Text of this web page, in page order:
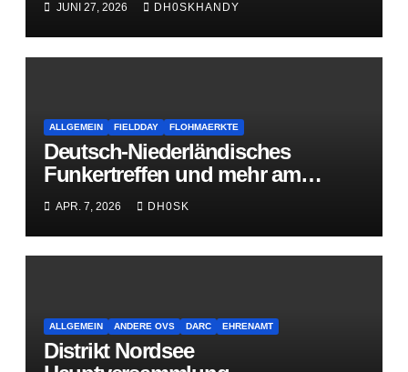
JUNI 27, 2026 DH0SKHANDY
ALLGEMEIN FIELDDAY FLOHMAERKTE
Deutsch-Niederländisches
Funkertreffen und mehr am
16.Mai 2026
APR. 7, 2026 DH0SK
ALLGEMEIN ANDERE OVS DARC EHRENAMT
Distrikt Nordsee